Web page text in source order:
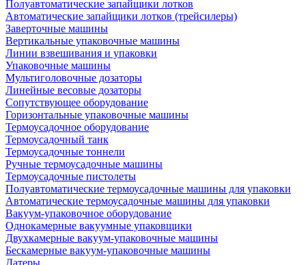
Полуавтоматические запайщики лотков
Автоматические запайщики лотков (трейсилеры)
Заверточные машины
Вертикальные упаковочные машины
Линии взвешивания и упаковки
Упаковочные машины
Мультиголовочные дозаторы
Линейные весовые дозаторы
Сопутствующее оборудование
Горизонтальные упаковочные машины
Термоусадочное оборудование
Термоусадочный танк
Термоусадочные тоннели
Ручные термоусадочные машины
Термоусадочные пистолеты
Полуавтоматические термоусадочные машины для упаковки
Автоматические термоусадочные машины для упаковки
Вакуум-упаковочное оборудование
Однокамерные вакуумные упаковщики
Двухкамерные вакуум-упаковочные машины
Бескамерные вакуум-упаковочные машины
Датеры